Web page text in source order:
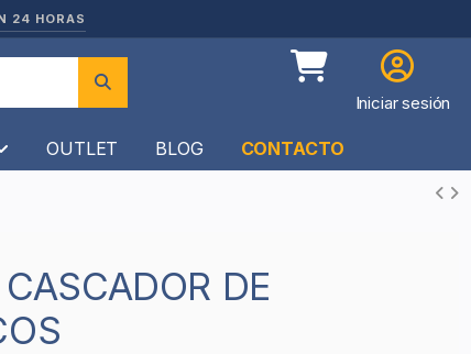
24 HORAS
Iniciar sesión
OUTLET BLOG CONTACTO